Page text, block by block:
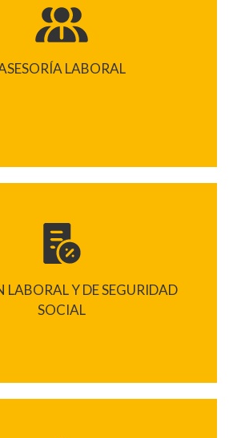
LABORAL
LABORAL Y DE SEGURIDAD
SOCIAL